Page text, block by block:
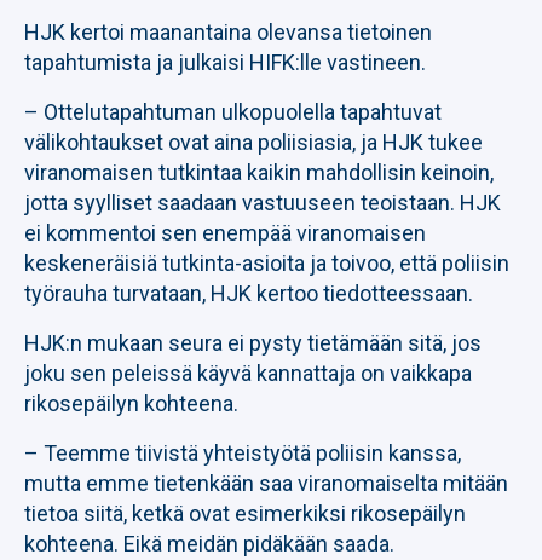
HJK kertoi maanantaina olevansa tietoinen
tapahtumista ja julkaisi HIFK:lle vastineen.
– Ottelutapahtuman ulkopuolella tapahtuvat
välikohtaukset ovat aina poliisiasia, ja HJK tukee
viranomaisen tutkintaa kaikin mahdollisin keinoin,
jotta syylliset saadaan vastuuseen teoistaan. HJK
ei kommentoi sen enempää viranomaisen
keskeneräisiä tutkinta-asioita ja toivoo, että poliisin
työrauha turvataan, HJK kertoo tiedotteessaan.
HJK:n mukaan seura ei pysty tietämään sitä, jos
joku sen peleissä käyvä kannattaja on vaikkapa
rikosepäilyn kohteena.
– Teemme tiivistä yhteistyötä poliisin kanssa,
mutta emme tietenkään saa viranomaiselta mitään
tietoa siitä, ketkä ovat esimerkiksi rikosepäilyn
kohteena. Eikä meidän pidäkään saada.